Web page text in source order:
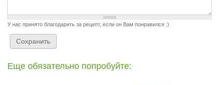
У нас принято благодарить за рецепт, если он Вам понравился :)
Еще обязательно попробуйте: